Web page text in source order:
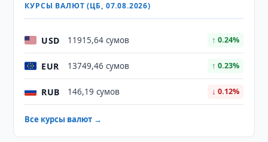
КУРСЫ ВАЛЮТ (ЦБ, 07.08.2026)
USD 11915,64 сумов ↑ 0.24%
EUR 13749,46 сумов ↑ 0.23%
RUB 146,19 сумов ↓ 0.12%
Все курсы валют →